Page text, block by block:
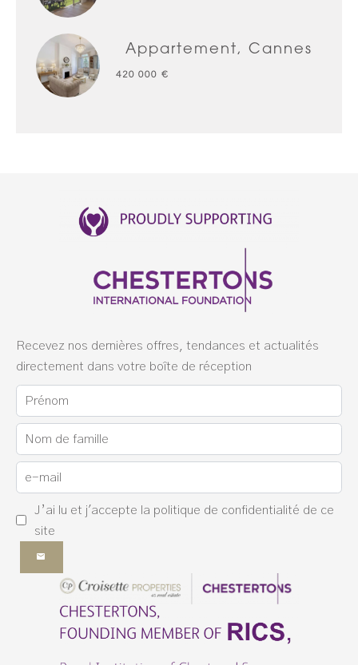
Appartement, Cannes
420 000 €
Recevez nos dernières offres, tendances et actualités
directement dans votre boîte de réception
J’ai lu et j'accepte la politique de confidentialité de ce
site